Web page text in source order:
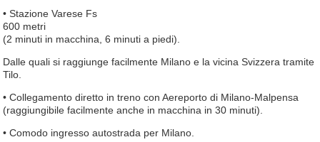
• Stazione Varese Fs
600 metri
(2 minuti in macchina, 6 minuti a piedi).
Dalle quali si raggiunge facilmente Milano e la vicina Svizzera tramite
Tilo.
• Collegamento diretto in treno con Aereporto di Milano-Malpensa
(raggiungibile facilmente anche in macchina in 30 minuti).
• Comodo ingresso autostrada per Milano.